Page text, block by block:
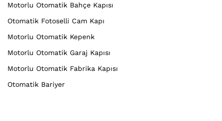
Motorlu Otomatik Bahçe Kapısı
Otomatik Fotoselli Cam Kapı
Motorlu Otomatik Kepenk
Motorlu Otomatik Garaj Kapısı
Motorlu Otomatik Fabrika Kapısı
Otomatik Bariyer